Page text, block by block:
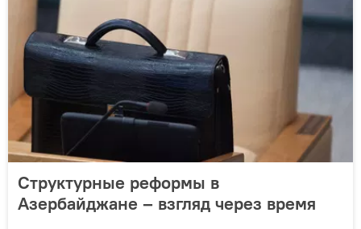
Структурные реформы в
Азербайджане – взгляд через время